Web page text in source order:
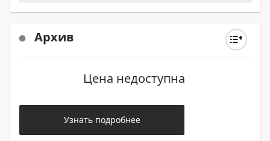
Архив
Цена недоступна
Узнать подробнее